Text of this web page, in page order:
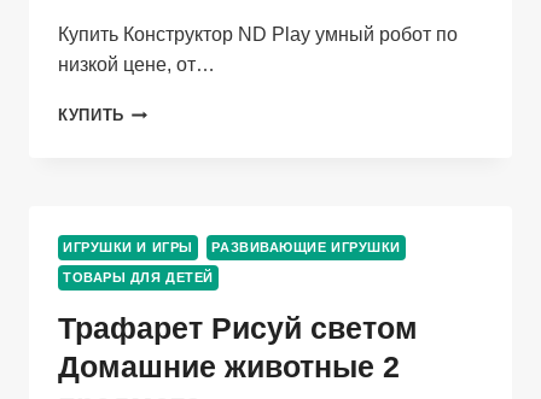
Купить Конструктор ND Play умный робот по
низкой цене, от…
КУПИТЬ КОНСТРУКТОР
ИГРУШКИ И ИГРЫ РАЗВИВАЮЩИЕ ИГРУШКИ
ТОВАРЫ ДЛЯ ДЕТЕЙ
Трафарет Рисуй светом
Домашние животные 2